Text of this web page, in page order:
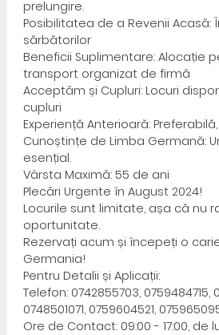
prelungire.
Posibilitatea de a Revenii Acasă:
sărbătorilor
Beneficii Suplimentare: Alocație
transport organizat de firmă
Acceptăm și Cupluri: Locuri
cupluri
Experiență Anterioară:
Cunoștințe de Limba Germană:
esențial.
Vârsta Maximă: 55 de ani
Plecări Urgente în August 2024!
Locurile sunt limitate, așa că nu
oportunitate.
Rezervați acum și începeți o
Germania!
Pentru Detalii și Aplicații:
Telefon: 0742855703, 0759484715,
0748501071, 0759604521,
Ore de Contact: 09:00 - 17:00, de